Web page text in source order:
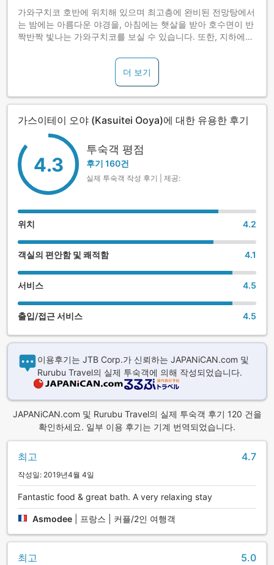
가와구치코 호반에 위치해 있으며 최고층에 완비된 전망탕에서
는 밤에는 아름다운 야경을, 아침에는 햇살을 받아 호수면이 반
짝반짝 빛나는 가와구치코를 보실 수 있습니다. 또한, 지하에는
석식은 엄선한 현지 식재료를 사용한 오리지널 요리를 비롯하
여, 조리장이 만들어 내는 고급스럽고 가짓수도 많은 맛있는 특
다.
･석식시간 18:00~19:30 개시
※객실 전담 스태프가 담당합니다.(19:30 이후에 개시할 경우,
야식으로 제공해 드립니다.)
2~5명은 객실내 식사, 6명 이상은 료테이 개인실로 안내해 드
립니다.
･조식시간 7:30~8:30 개시
2층 식사회장으로 안내해 드립니다.
① 웰컴드링크 제공 ※18시 이후 도착 시에는 제공이 불가합니
② 유카타 2벌, 오리지널 사무에 대여(성인한정)
③ 후지산 고미타케 신사(小御嶽神社) '개운(開運) 방울' 증정
더 보기
가스이테이 오야 (Kasuitei Ooya)에 대한 유용한 후기
4.3
투숙객 평점
후기 160건
실제 투숙객 작성 후기 | 제공:
위치 4.2
객실의 편안함 및 쾌적함 4.1
서비스 4.5
출입/접근 서비스 4.5
이용후기는 JTB Corp.가 신뢰하는 JAPANiCAN.com 및
Rurubu Travel의 실제 투숙객에 의해 작성되었습니다.
JAPANiCAN.com 및 Rurubu Travel의 실제 투숙객 후기 120 건을
확인하세요. 일부 이용 후기는 기계 번역되었습니다.
최고 4.7
작성일: 2019년4월 4일
Fantastic food & great bath. A very relaxing stay
Asmodee 프랑스 | 커플/2인 여행객
최고 5.0